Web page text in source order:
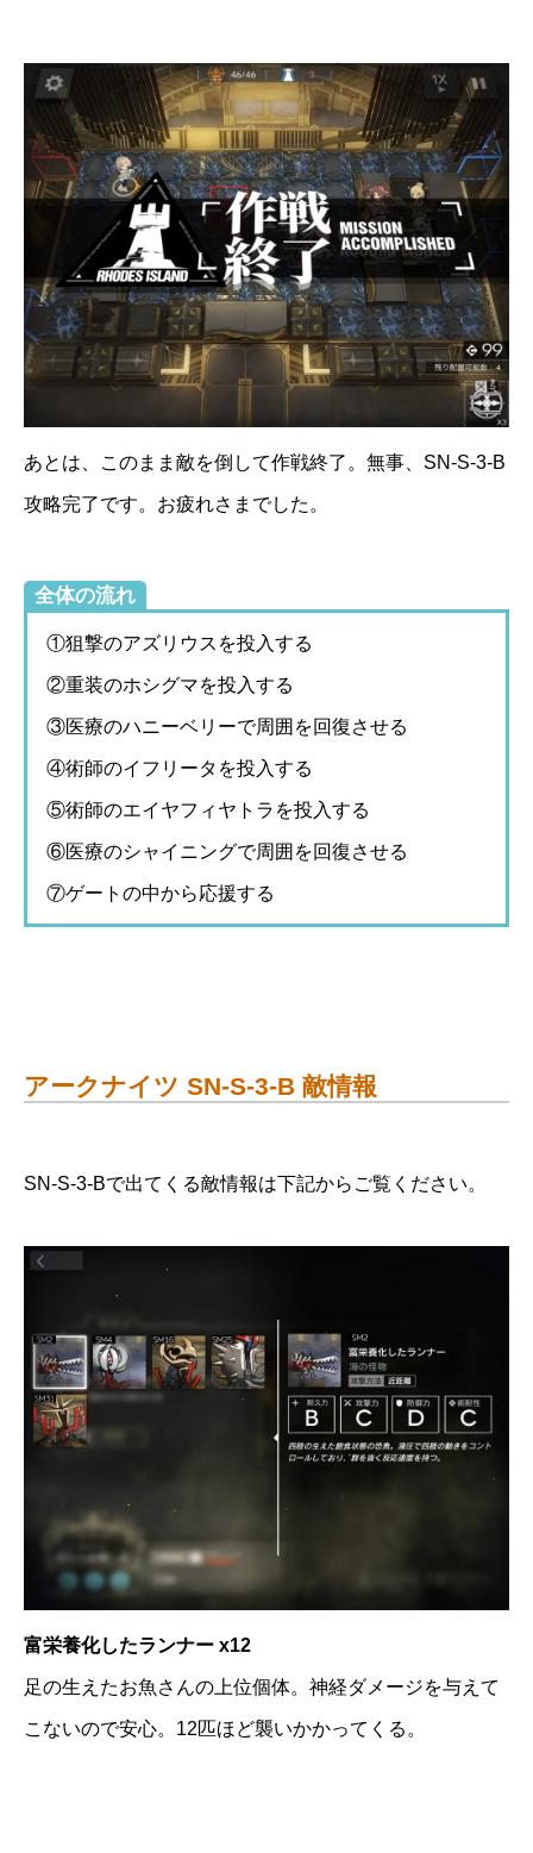
あとは、このまま敵を倒して作戦終了。無事、SN-S-3-B
攻略完了です。お疲れさまでした。
全体の流れ
①狙撃のアズリウスを投入する
②重装のホシグマを投入する
③医療のハニーベリーで周囲を回復させる
④術師のイフリータを投入する
⑤術師のエイヤフィヤトラを投入する
⑥医療のシャイニングで周囲を回復させる
⑦ゲートの中から応援する
アークナイツ SN-S-3-B 敵情報
SN-S-3-Bで出てくる敵情報は下記からご覧ください。
富栄養化したランナー x12
足の生えたお魚さんの上位個体。神経ダメージを与えて
こないので安心。12匹ほど襲いかかってくる。